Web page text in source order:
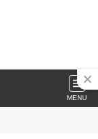
MENU